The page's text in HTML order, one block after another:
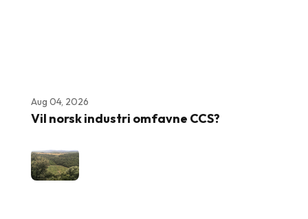
Aug 04, 2026
Vil norsk industri omfavne CCS?